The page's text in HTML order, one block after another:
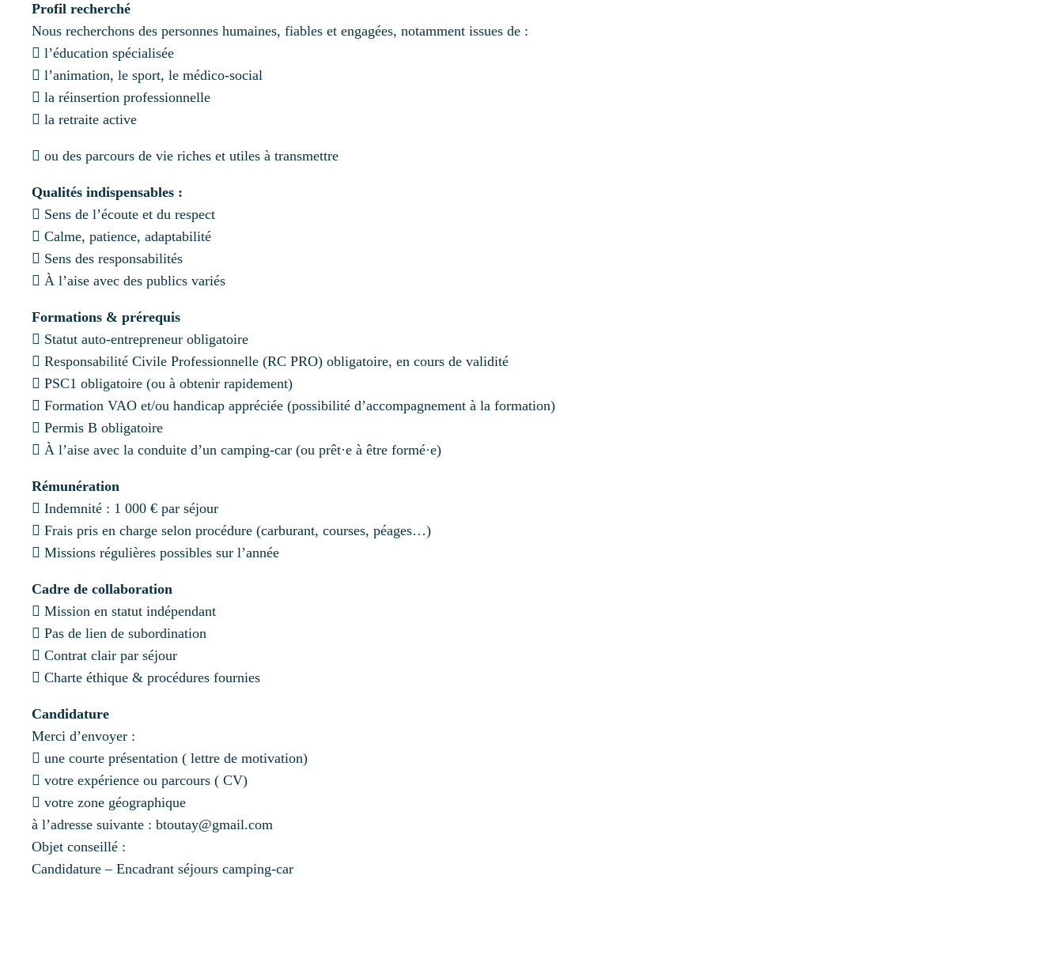
Profil recherché
Nous recherchons des personnes humaines, fiables et engagées, notamment issues de :
 l’éducation spécialisée
 l’animation, le sport, le médico-social
 la réinsertion professionnelle
 la retraite active
 ou des parcours de vie riches et utiles à transmettre
Qualités indispensables :
 Sens de l’écoute et du respect
 Calme, patience, adaptabilité
 Sens des responsabilités
 À l’aise avec des publics variés
Formations & prérequis
 Statut auto-entrepreneur obligatoire
 Responsabilité Civile Professionnelle (RC PRO) obligatoire, en cours de validité
 PSC1 obligatoire (ou à obtenir rapidement)
 Formation VAO et/ou handicap appréciée (possibilité d’accompagnement à la formation)
 Permis B obligatoire
 À l’aise avec la conduite d’un camping-car (ou prêt·e à être formé·e)
Rémunération
 Indemnité : 1 000 € par séjour
 Frais pris en charge selon procédure (carburant, courses, péages…)
 Missions régulières possibles sur l’année
Cadre de collaboration
 Mission en statut indépendant
 Pas de lien de subordination
 Contrat clair par séjour
 Charte éthique & procédures fournies
Candidature
Merci d’envoyer :
 une courte présentation ( lettre de motivation)
 votre expérience ou parcours ( CV)
 votre zone géographique
à l’adresse suivante : btoutay@gmail.com
Objet conseillé :
Candidature – Encadrant séjours camping-car